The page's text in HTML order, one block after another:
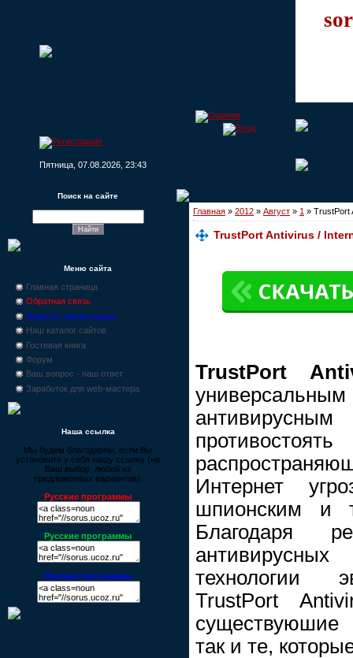
Пятница, 07.08.2026, 23:43
Поиск на сайте
Меню сайта
Главная страница
Обратная связь
Новости, промо-акции
Наш каталог сайтов
Гостевая книга
Форум
Ваш вопрос - наш ответ
Заработок для web-мастера
Наша ссылка
Мы будем благодарны, если Вы
установите у себя нашу ссылку (на
Ваш выбор, любой из
предложенных вариантов):
Русские программы
Русские программы
Русские программы
Главная » 2012 » Август » 1 » TrustPort
TrustPort Antivirus /
TrustPort
Интернет
шпионским и
Благодаря
технологии
TrustPort
существуюшие
так и те,